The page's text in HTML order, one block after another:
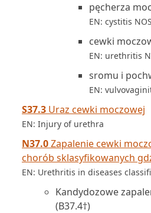
pęcherza
EN: cystitis NOS
cewki
EN: urethritis
sromu i
EN:
S37.3 Uraz cewki moczowej
EN: Injury of urethra
N37.0Zapalenie cewki
chorób sklasyfikowanych
EN: Urethritis in diseases
Kandydozowe
(B37.4†)